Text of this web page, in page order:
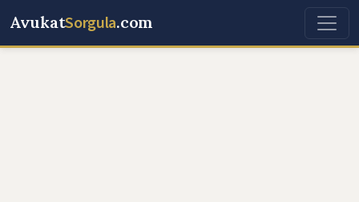
AvukatSorgula.com